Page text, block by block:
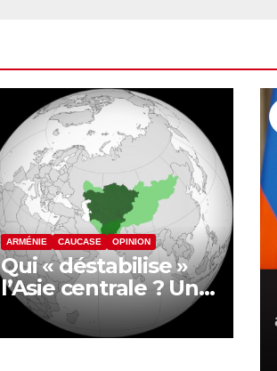
ARMÉNIE CAUCASE OPINION
Qui « déstabilise »
l’Asie centrale ? Une
révolte inquiète le
nord de